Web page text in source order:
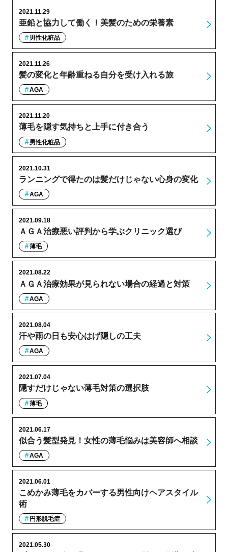
亜鉛と協力して働く！美髪のための栄養素
2021.11.29
男性化粧品
髪の変化と年齢重ねる自分を受け入れる旅
2021.11.26
AGA
薄毛を隠す気持ちと上手に付き合う
2021.11.20
男性化粧品
ランニングで得たのは髪だけじゃない心身の変化
2021.10.31
AGA
ＡＧＡ治療悪い評判から学ぶクリニック選び
2021.09.18
薄毛
ＡＧＡ治療効果が見られない場合の経過と対策
2021.08.22
AGA
汗や雨の日も安心はげ隠しの工夫
2021.08.04
AGA
隠すだけじゃない薄毛対策の選択肢
2021.07.04
薄毛
似合う髪型発見！女性の薄毛悩みは美容師へ相談
2021.06.17
AGA
こめかみ薄毛をカバーする男性向けヘアスタイル
術
2021.06.01
円形脱毛症
2021.05.30